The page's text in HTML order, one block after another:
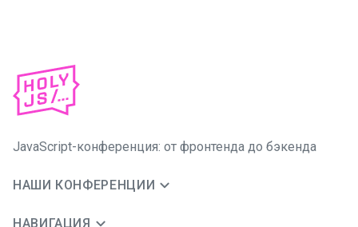
JavaScript-конференция: от фронтенда до бэкенда
НАШИ КОНФЕРЕНЦИИ
НАВИГАЦИЯ